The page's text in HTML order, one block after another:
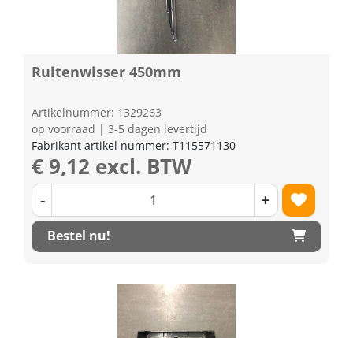
Ruitenwisser 450mm
Artikelnummer: 1329263
op voorraad | 3-5 dagen levertijd
Fabrikant artikel nummer: T115571130
€ 9,12 excl. BTW
- +
Bestel nu!